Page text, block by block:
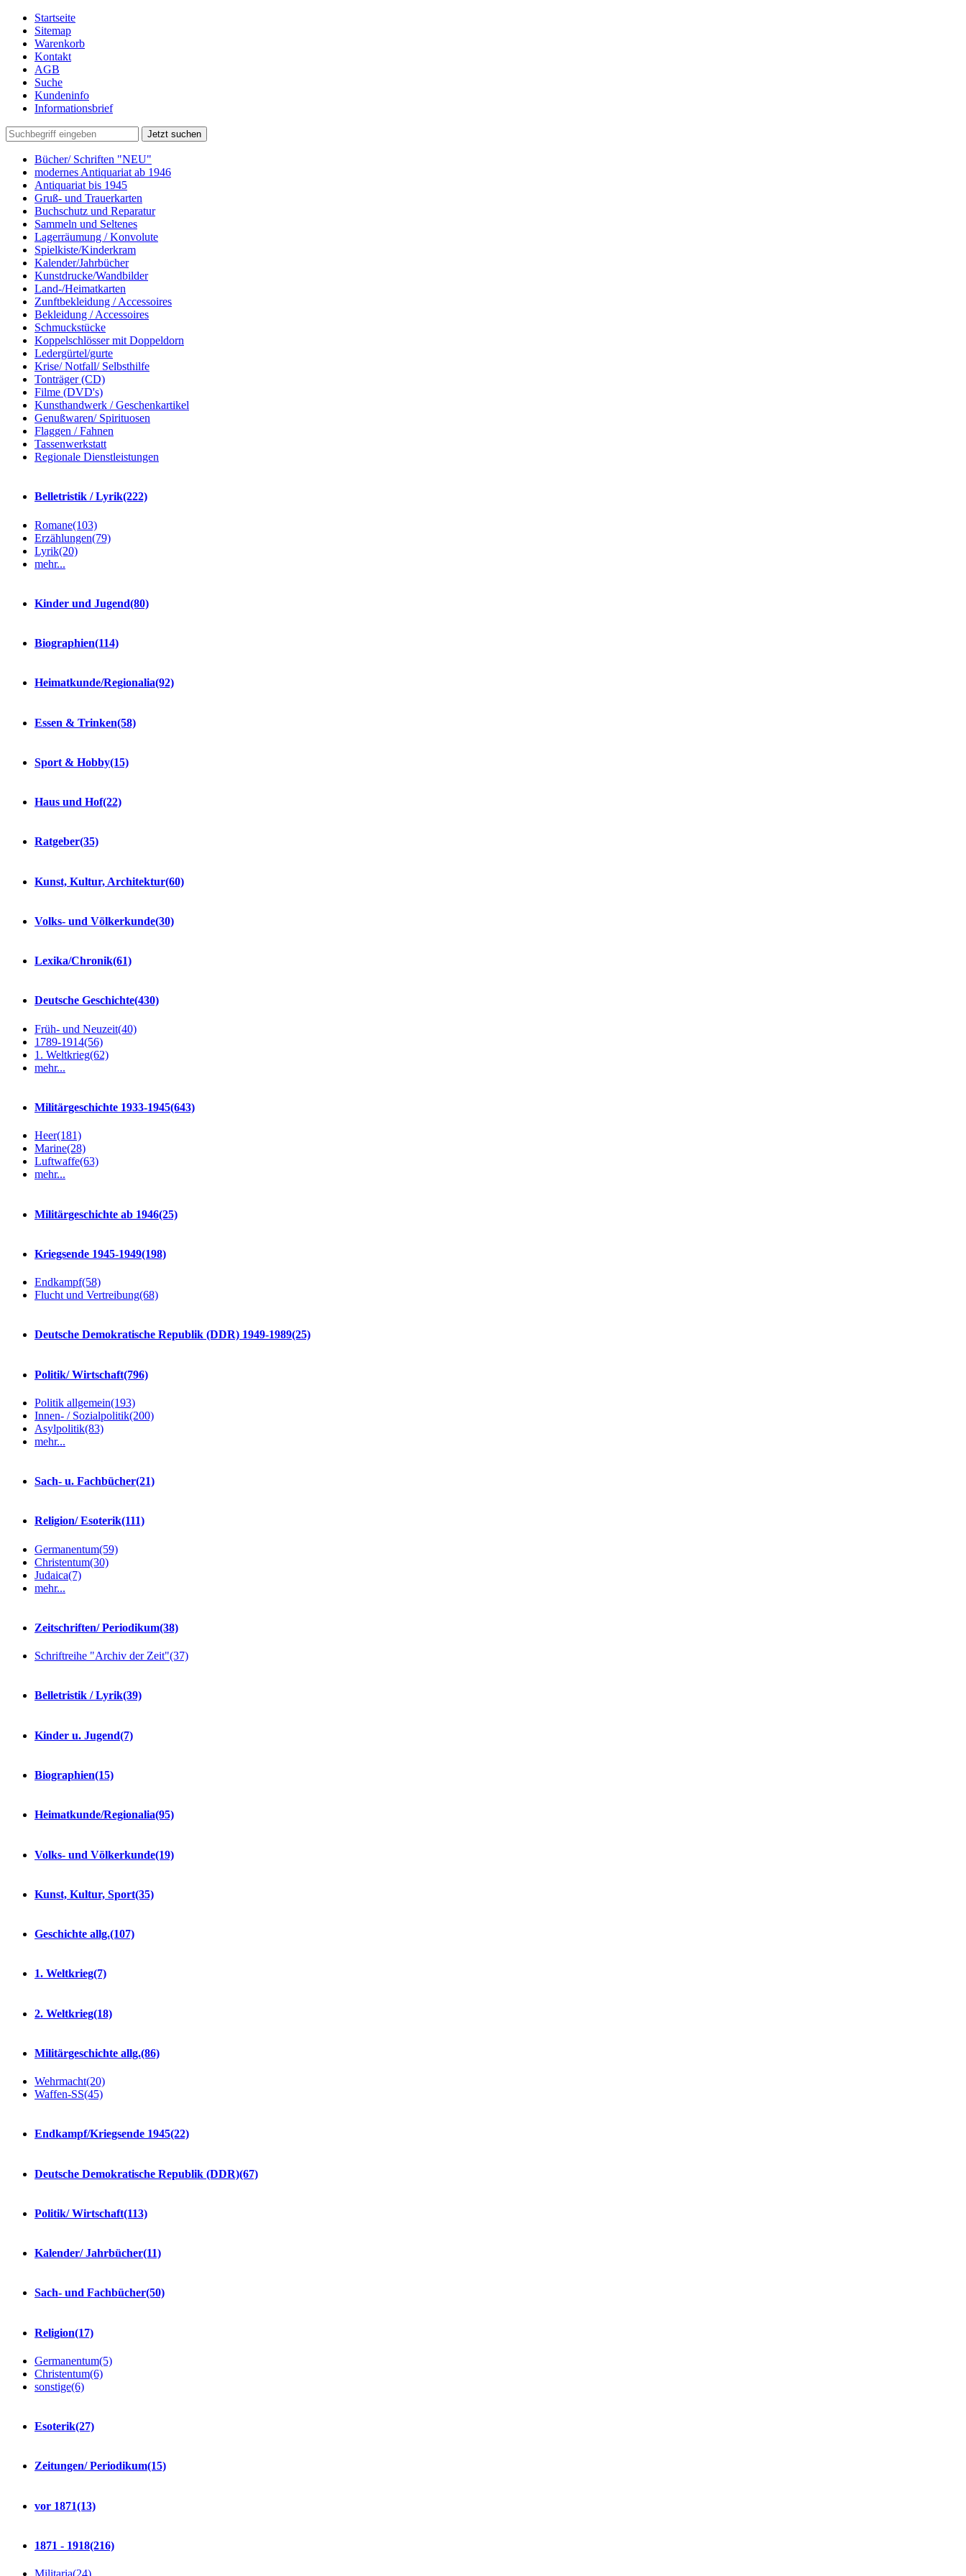
Startseite
Sitemap
Warenkorb
Kontakt
AGB
Suche
Kundeninfo
Informationsbrief
Jetzt suchen
Bücher/ Schriften "NEU"
modernes Antiquariat ab 1946
Antiquariat bis 1945
Gruß- und Trauerkarten
Buchschutz und Reparatur
Sammeln und Seltenes
Lagerräumung / Konvolute
Spielkiste/Kinderkram
Kalender/Jahrbücher
Kunstdrucke/Wandbilder
Land-/Heimatkarten
Zunftbekleidung / Accessoires
Bekleidung / Accessoires
Schmuckstücke
Koppelschlösser mit Doppeldorn
Ledergürtel/gurte
Krise/ Notfall/ Selbsthilfe
Tonträger (CD)
Filme (DVD's)
Kunsthandwerk / Geschenkartikel
Genußwaren/ Spirituosen
Flaggen / Fahnen
Tassenwerkstatt
Regionale Dienstleistungen
Belletristik / Lyrik(222)
Romane(103)
Erzählungen(79)
Lyrik(20)
mehr...
Kinder und Jugend(80)
Biographien(114)
Heimatkunde/Regionalia(92)
Essen & Trinken(58)
Sport & Hobby(15)
Haus und Hof(22)
Ratgeber(35)
Kunst, Kultur, Architektur(60)
Volks- und Völkerkunde(30)
Lexika/Chronik(61)
Deutsche Geschichte(430)
Früh- und Neuzeit(40)
1789-1914(56)
1. Weltkrieg(62)
mehr...
Militärgeschichte 1933-1945(643)
Heer(181)
Marine(28)
Luftwaffe(63)
mehr...
Militärgeschichte ab 1946(25)
Kriegsende 1945-1949(198)
Endkampf(58)
Flucht und Vertreibung(68)
Deutsche Demokratische Republik (DDR) 1949-1989(25)
Politik/ Wirtschaft(796)
Politik allgemein(193)
Innen- / Sozialpolitik(200)
Asylpolitik(83)
mehr...
Sach- u. Fachbücher(21)
Religion/ Esoterik(111)
Germanentum(59)
Christentum(30)
Judaica(7)
mehr...
Zeitschriften/ Periodikum(38)
Schriftreihe "Archiv der Zeit"(37)
Belletristik / Lyrik(39)
Kinder u. Jugend(7)
Biographien(15)
Heimatkunde/Regionalia(95)
Volks- und Völkerkunde(19)
Kunst, Kultur, Sport(35)
Geschichte allg.(107)
1. Weltkrieg(7)
2. Weltkrieg(18)
Militärgeschichte allg.(86)
Wehrmacht(20)
Waffen-SS(45)
Endkampf/Kriegsende 1945(22)
Deutsche Demokratische Republik (DDR)(67)
Politik/ Wirtschaft(113)
Kalender/ Jahrbücher(11)
Sach- und Fachbücher(50)
Religion(17)
Germanentum(5)
Christentum(6)
sonstige(6)
Esoterik(27)
Zeitungen/ Periodikum(15)
vor 1871(13)
1871 - 1918(216)